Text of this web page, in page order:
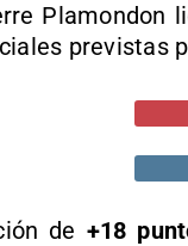
Plamondon
previstas
de +18